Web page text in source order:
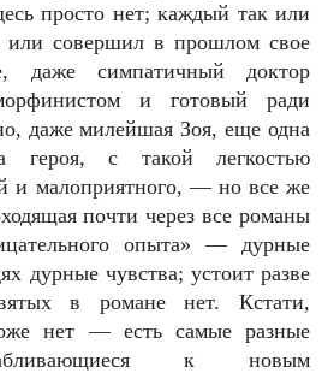
просто нет; каждый так или
совершил в прошлом свое
даже симпатичный доктор
и готовый ради
даже милейшая Зоя, еще одна
героя, с такой легкостью
и малоприятного, — но все же
почти через все романы
опыта» — дурные
дурные чувства; устоит разве
в романе нет. Кстати,
нет — есть самые разные
к новым